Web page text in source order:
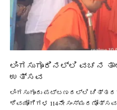
ಲಿಂಗಸುಗೂರಿನಲ್ಲಿ ವಚನ
ಉತ್ಸವ
ಲಿಂಗಸುಗೂರು ಪಟ್ಟಣದಲ್ಲಿ
ಶಿವಯೋಗಿಗಳ 114ನೇ